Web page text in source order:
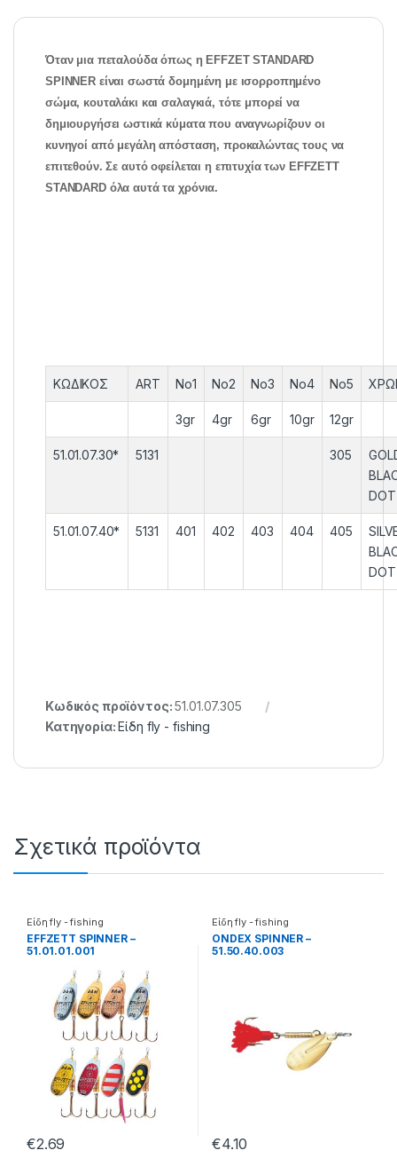
Όταν μια πεταλούδα όπως η EFFZET STANDARD
SPINNER είναι σωστά δομημένη με ισορροπημένο
σώμα, κουταλάκι και σαλαγκιά, τότε μπορεί να
δημιουργήσει ωστικά κύματα που αναγνωρίζουν οι
κυνηγοί από μεγάλη απόσταση, προκαλώντας τους να
επιτεθούν. Σε αυτό οφείλεται η επιτυχία των EFFZETT
STANDARD όλα αυτά τα χρόνια.
ΚΩΔΙΚΟΣ ART No1 No2 No3 No4 No5
3gr 4gr 6gr 10gr 12gr
51.01.07.30* 5131 305
DOT
51.01.07.40* 5131 401 402 403 404 405
DOT
Κωδικός προϊόντος:51.01.07.305
Κατηγορία:Είδη fly - fishing
Σχετικά προϊόντα
Είδη fly - fishing
EFFZETT SPINNER –
51.01.01.001
€2.69
Είδη fly - fishing
ONDEX SPINNER –
51.50.40.003
€4.10